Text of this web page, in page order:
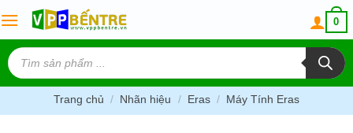
to
content
0
Tìm
kiếm
sản
phẩm
Trang chủ / Nhãn hiệu / Eras / Máy Tính Eras